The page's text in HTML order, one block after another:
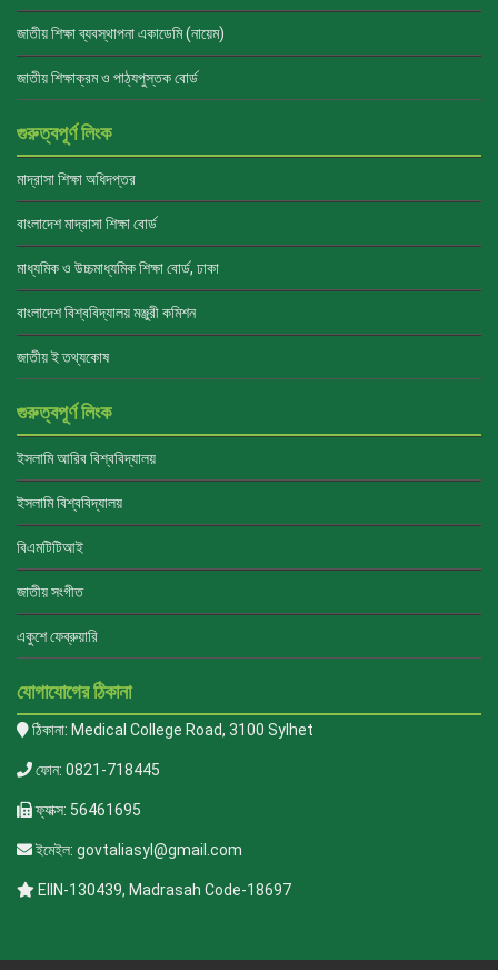
জাতীয় শিক্ষা ব্যবস্থাপনা একাডেমি (নায়েম)
জাতীয় শিক্ষাক্রম ও পাঠ্যপুস্তক বোর্ড
গুরুত্বপূর্ণ লিংক
মাদ্রাসা শিক্ষা অধিদপ্তর
বাংলাদেশ মাদ্রাসা শিক্ষা বোর্ড
মাধ্যমিক ও উচ্চমাধ্যমিক শিক্ষা বোর্ড, ঢাকা
বাংলাদেশ বিশ্ববিদ্যালয় মঞ্জুরী কমিশন
জাতীয় ই তথ্যকোষ
গুরুত্বপূর্ণ লিংক
ইসলামি আরিব বিশ্ববিদ্যালয়
ইসলামি বিশ্ববিদ্যালয়
বিএমটিটিআই
জাতীয় সংগীত
একুশে ফেব্রুয়ারি
যোগাযোগের ঠিকানা
ঠিকানা: Medical College Road, 3100 Sylhet
ফোন: 0821-718445
ফ্যাক্স: 56461695
ইমেইল: govtaliasyl@gmail.com
EIIN-130439, Madrasah Code-18697